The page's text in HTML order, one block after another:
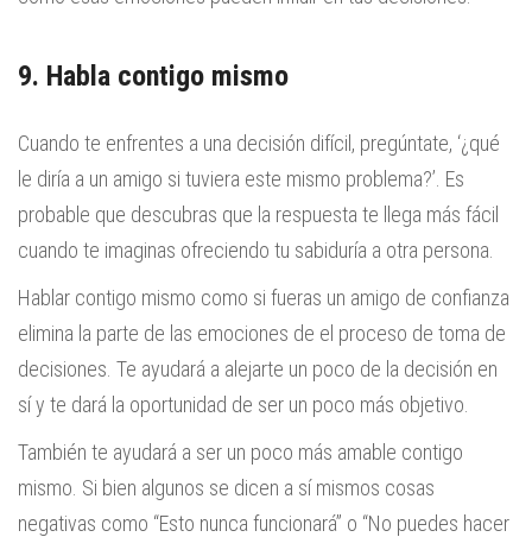
9. Habla contigo mismo
Cuando te enfrentes a una decisión difícil, pregúntate, ‘¿qué
le diría a un amigo si tuviera este mismo problema?’. Es
probable que descubras que la respuesta te llega más fácil
cuando te imaginas ofreciendo tu sabiduría a otra persona.
Hablar contigo mismo como si fueras un amigo de confianza
elimina la parte de las emociones de el proceso de toma de
decisiones. Te ayudará a alejarte un poco de la decisión en
sí y te dará la oportunidad de ser un poco más objetivo.
También te ayudará a ser un poco más amable contigo
mismo. Si bien algunos se dicen a sí mismos cosas
negativas como “Esto nunca funcionará” o “No puedes hacer